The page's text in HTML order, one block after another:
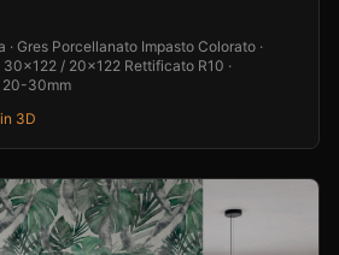
Gres Porcellanato Impasto Colorato ·
30x122 / 20x122 Rettificato R10 ·
20-30mm
3D